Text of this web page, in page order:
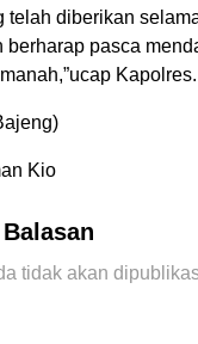
telah diberikan
berharap pasca
Kapolres.
Kio
tidak akan